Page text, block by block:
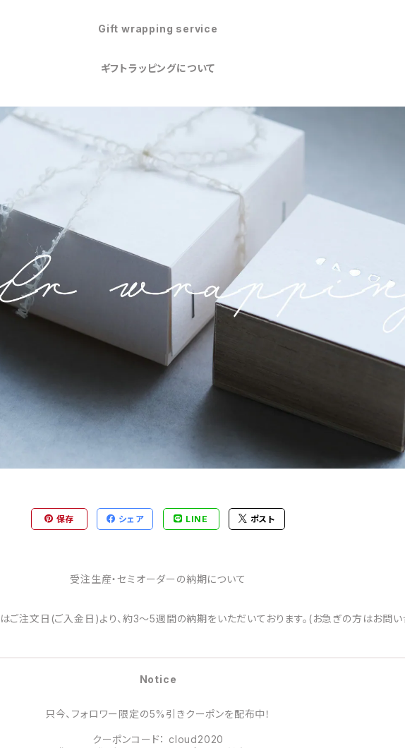
Gift wrapping service
ギフトラッピングについて
保存 シェア LINE ポスト
受注生産・セミオーダーの納期について
ご注文日(ご入金日)より、約3～5週間の納期をいただいております。(お急ぎの方はお問い
Notice
只今、フォロワー限定の5%引きクーポンを配布中！
クーポンコード： cloud2020